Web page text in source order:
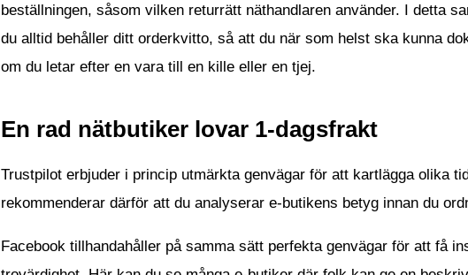
beställningen, såsom vilken returrätt näthandlaren använder. I detta
du alltid behåller ditt orderkvitto, så att du när som helst ska kunna
om du letar efter en vara till en kille eller en tjej.
En rad nätbutiker lovar 1-dagsfrakt
Trustpilot erbjuder i princip utmärkta genvägar för att kartlägga olika
rekommenderar därför att du analyserar e-butikens betyg innan du
Facebook tillhandahåller på samma sätt perfekta genvägar för att få